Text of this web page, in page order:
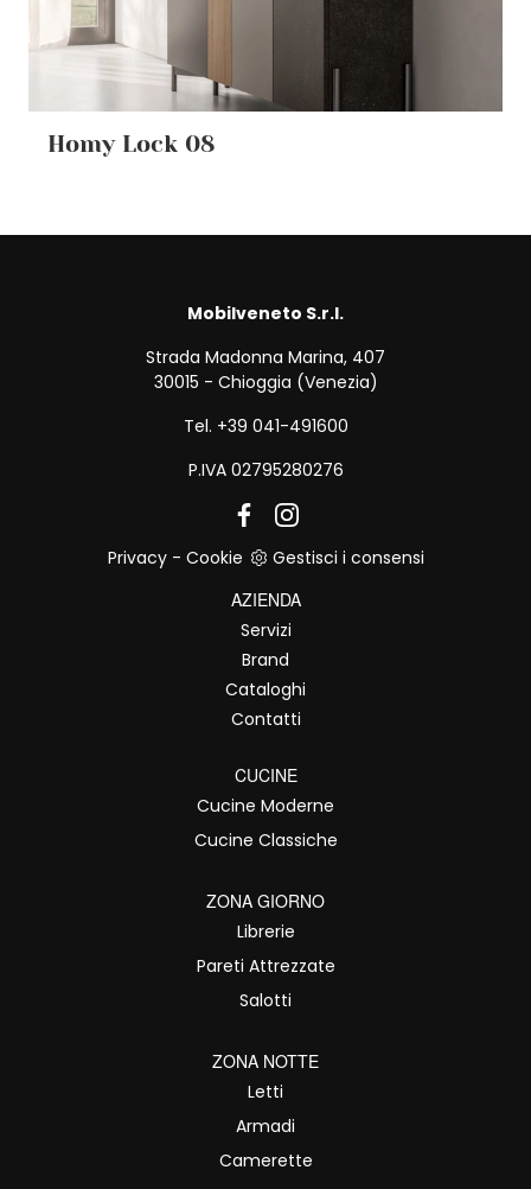
Homy Lock 08
Mobilveneto S.r.l.
Strada Madonna Marina, 407
30015 - Chioggia (Venezia)
Tel. +39 041-491600
P.IVA 02795280276
Privacy- Cookie
Gestisci i consensi
AZIENDA
Servizi
Brand
Cataloghi
Contatti
CUCINE
Cucine Moderne
Cucine Classiche
ZONA GIORNO
Librerie
Pareti Attrezzate
Salotti
ZONA NOTTE
Letti
Armadi
Camerette